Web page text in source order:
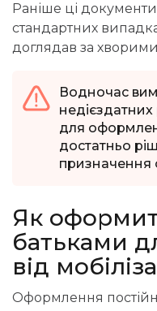
Раніше ці
стандартних
доглядав за
Водночас
для
достатньо
призначення
Як
батьками
від
Оформлення